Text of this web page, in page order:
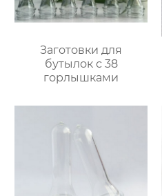
Заготовки для
бутылок с 38
горлышками